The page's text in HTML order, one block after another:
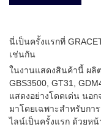
นี่เป็นครั้งแรกที่
เช่นกัน
ในงานแสดงสินค้านี้ ผลิ
GBS3500, GT31,
แสดงอย่างโดดเด่น นอ
มาโดยเฉพาะสำหรับกา
ไลน์เป็นครั้งแรก ด้วยห